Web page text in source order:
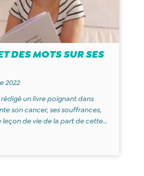
DES MOTS SUR SES
2022
rédigé un livre poignant dans
son cancer, ses souffrances,
leçon de vie de la part de cette...